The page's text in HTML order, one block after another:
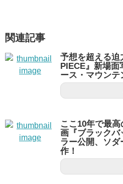
関連記事
予想を超える
PIECE』新場面
ース・マウン
ここ10年で最
画『ブラックバ
ラー公開、ソ
作！